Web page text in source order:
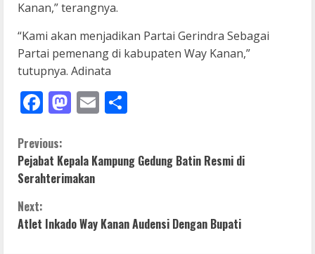
Kanan,” terangnya.
“Kami akan menjadikan Partai Gerindra Sebagai
Partai pemenang di kabupaten Way Kanan,”
tutupnya. Adinata
Facebook
Mastodon
Email
C
o
n
t
Previous:
Pejabat Kepala Kampung Gedung Batin Resmi di
Serahterimakan
Next:
Atlet Inkado Way Kanan Audensi Dengan Bupati